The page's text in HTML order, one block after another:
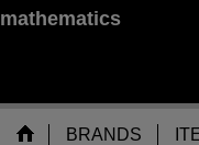
mathematics
BRANDS